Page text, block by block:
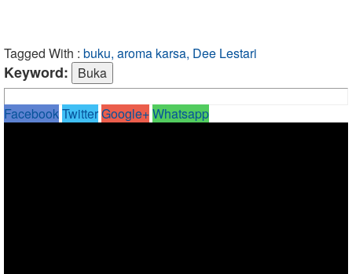
Tagged With : buku, aroma karsa, Dee Lestari
Keyword:
Facebook TwitterGoogle+Whatsapp